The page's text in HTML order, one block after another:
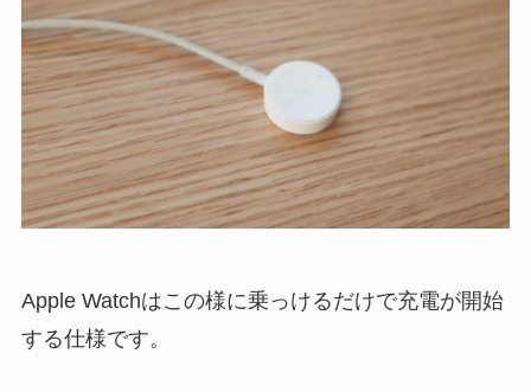
Apple Watchはこの様に乗っけるだけで充電が開始
する仕様です。